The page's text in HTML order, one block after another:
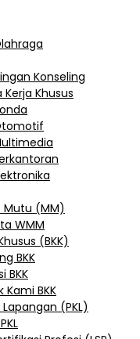
Konseling
Kerja Khusus
(MM)
WMM
(BKK)
BKK
BKK
Kami BKK
(PKL)